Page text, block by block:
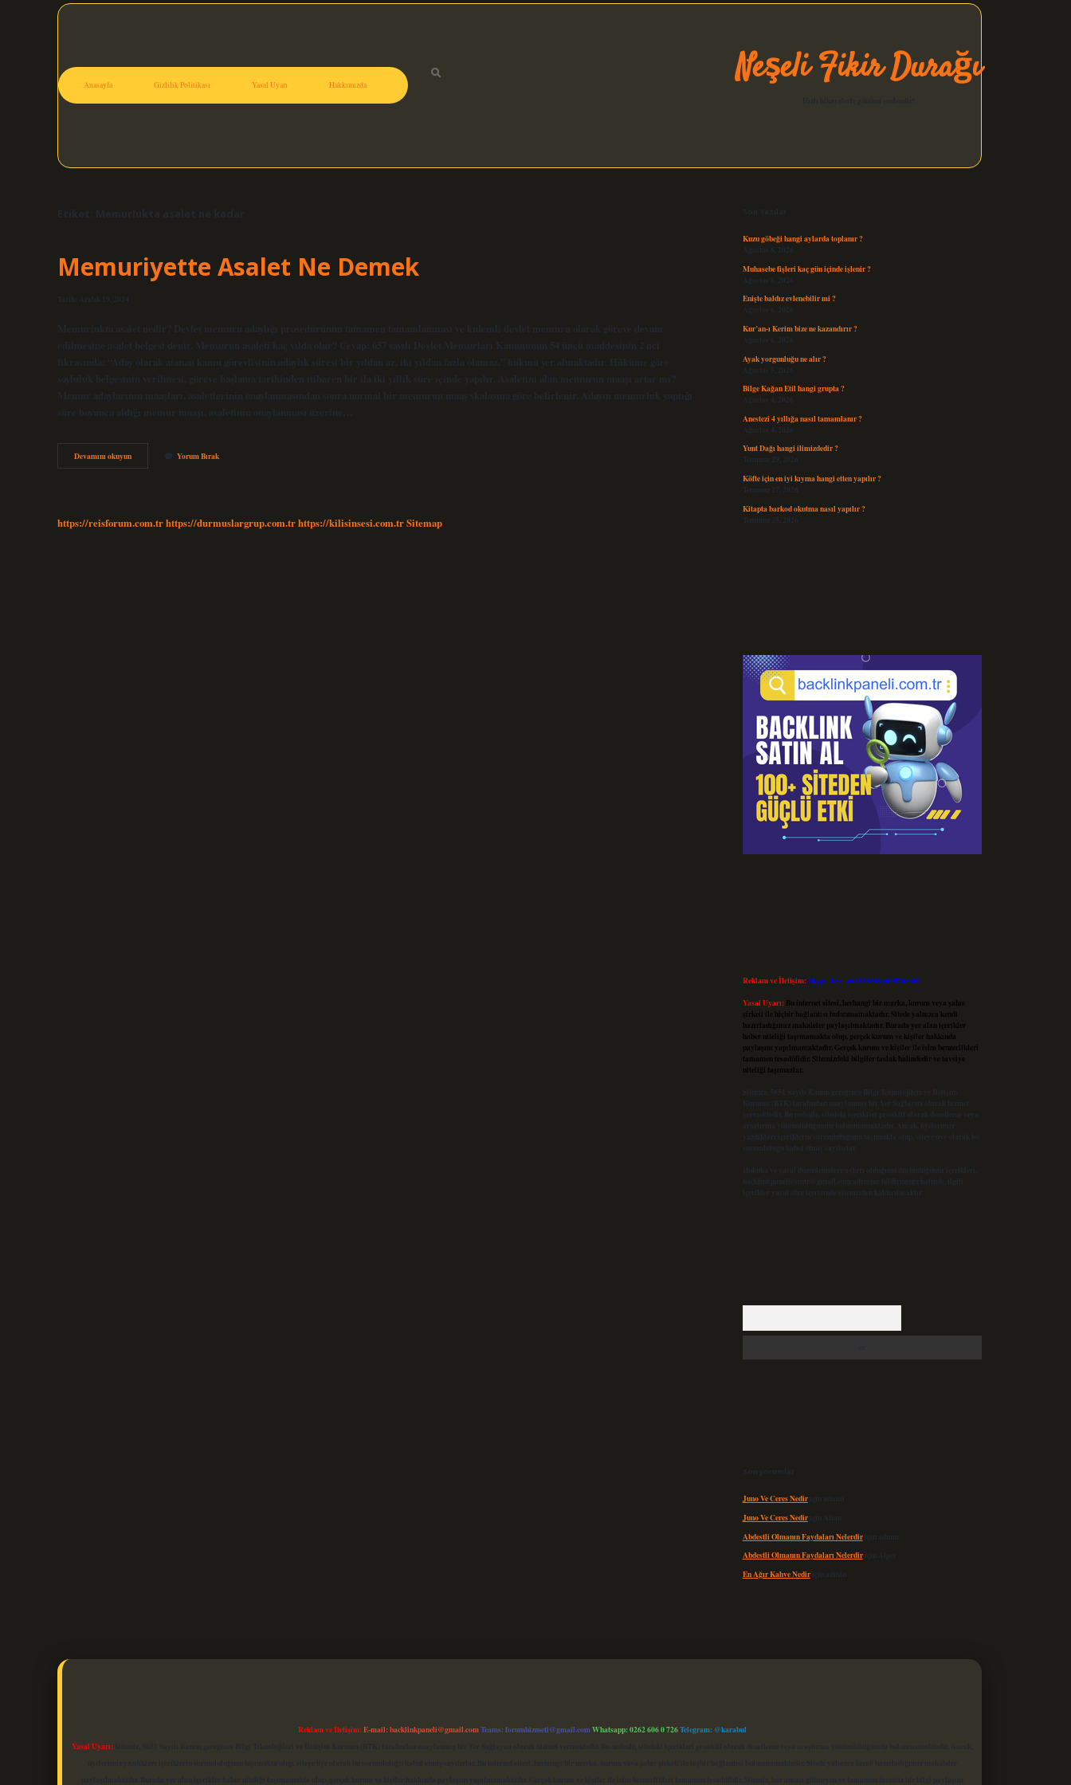
Anasayfa Gizlilik Politikası Yasal Uyarı Hakkımızda Neşeli Fikir Durağı
Etiket: Memurlukta asalet ne kadar
Memuriyette Asalet Ne Demek
Tarih: Aralık 19, 2024
Memurlukta asalet nedir? Devlet memuru adaylığı prosedürünün tamamen tamamlanması ve kıdemli devlet memuru olarak göreve devam
edilmesine asalet belgesi denir. Memurun asaleti kaç yılda olur? Cevap: 657 sayılı Devlet Memurları Kanununun 54 üncü maddesinin 2 nci
fıkrasında: “Aday olarak atanan kamu görevlisinin adaylık süresi bir yıldan az, iki yıldan fazla olamaz.” hükmü yer almaktadır. Hüküme göre
soyluluk belgesinin verilmesi, göreve başlama tarihinden itibaren bir ila iki yıllık süre içinde yapılır. Asaletini alan memurun maaşı artar mı?
Memur adaylarının maaşları, asaletlerinin onaylanmasından sonra normal bir memurun maaş skalasına göre belirlenir. Adayın memurluk yaptığı
süre boyunca aldığı memur maaşı, asaletinin onaylanması üzerine…
Devamını okuyunMemuriyette
Asalet
Yorum Bırak
https://reisforum.com.trhttps://durmuslargrup.com.trhttps://kilisinsesi.com.trSitemap
Son Yazılar
Kuzu göbeği hangi aylarda toplanır ?
Ağustos 8, 2026
Muhasebe fişleri kaç gün içinde işlenir ?
Ağustos 8, 2026
Enişte baldız evlenebilir mi ?
Ağustos 6, 2026
Kur’an-ı Kerim bize ne kazandırır ?
Ağustos 6, 2026
Ayak yorgunluğu ne alır ?
Ağustos 5, 2026
Bilge Kağan Etil hangi grupta ?
Ağustos 4, 2026
Anestezi 4 yıllığa nasıl tamamlanır ?
Ağustos 4, 2026
Yunt Dağı hangi ilimizdedir ?
Temmuz 29, 2026
Köfte için en iyi kıyma hangi etten yapılır ?
Temmuz 27, 2026
Kitapta barkod okutma nasıl yapılır ?
Temmuz 25, 2026
Reklam ve İletişim:Skype: live:.cid.575569c608265c69
Yasal Uyarı: Bu internet sitesi, herhangi bir marka, kurum veya şahıs
şirketi ile hiçbir bağlantısı bulunmamaktadır. Sitede yalnızca kendi
hazırladığımız makaleler paylaşılmaktadır. Burada yer alan içerikler
haber niteliği taşımamakta olup, gerçek kurum ve kişiler hakkında
paylaşım yapılmamaktadır. Gerçek kurum ve kişiler ile isim benzerlikleri
tamamen tesadüfidir. Sitemizdeki bilgiler taslak halindedir ve tavsiye
niteliği taşımazlar.
Sitemiz, 5651 Sayılı Kanun gereğince Bilgi Teknolojileri ve İletişim
Kurumu (BTK) tarafından onaylanmış bir Yer Sağlayıcı olarak hizmet
vermektedir. Bu nedenle, sitedeki içerikleri proaktif olarak denetleme veya
araştırma yükümlülüğümüz bulunmamaktadır. Ancak, üyelerimiz
yazdıkları içeriklerin sorumluluğunu taşımakta olup, siteye üye olarak bu
sorumluluğu kabul etmiş sayılırlar.
Hukuka ve yasal düzenlemelere aykırı olduğunu düşündüğünüz içerikleri,
backlinkpanelicomtr@gmail.com adresine bildirmeniz halinde, ilgili
içerikler yasal süre içerisinde sitemizden kaldırılacaktır.
Son yorumlar
Juno Ve Ceres Nediriçin admin
Juno Ve Ceres Nediriçin Altan
Abdestli Olmanın Faydaları Nelerdiriçin admin
Abdestli Olmanın Faydaları Nelerdiriçin Alper
En Ağır Kahve Nediriçin admin
Reklam ve İletişim:E-mail:backlinkpaneli@gmail.comTeams:forumhizmeti@gmail.comWhatsapp: 0262 606 0 726Telegram: @karabul
Yasal Uyarı:Sitemiz, 5651 Sayılı Kanun gereğince Bilgi Teknolojileri ve İletişim Kurumu (BTK) tarafından onaylanmış bir Yer Sağlayıcı olarak hizmet vermektedir. Bu nedenle, sitedeki içerikleri proaktif olarak denetleme veya araştırma yükümlülüğümüz bulunmamaktadır. Ancak,